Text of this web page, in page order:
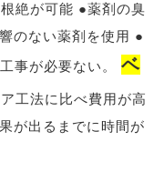
絶が可能 ●薬剤の臭
のない薬剤を使用 ●
事が必要ない。 ベ
工法に比べ費用が高
が出るまでに時間が